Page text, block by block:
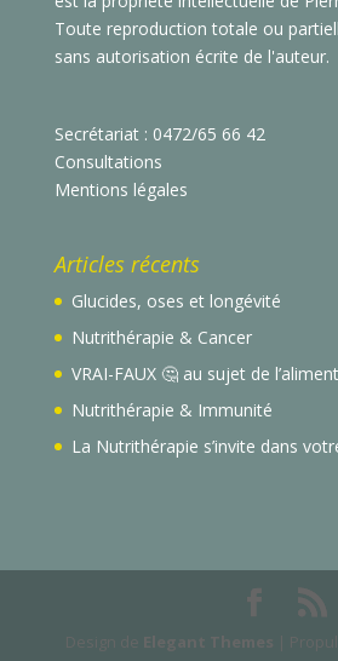
Toute reproduction totale ou
sans autorisation écrite de l'auteur.
Secrétariat : 0472/65 66 42
Consultations
Mentions légales
Articles récents
Glucides, oses et longévité
Nutrithérapie & Cancer
VRAI-FAUX 🤔 au sujet de
Nutrithérapie & Immunité
La Nutrithérapie s’invite dans
Design de Elegant Themes |